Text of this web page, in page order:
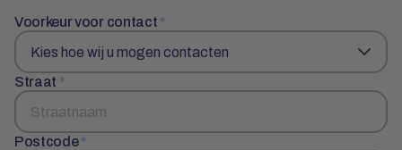
Voorkeur voor contact *
Straat *
Postcode*